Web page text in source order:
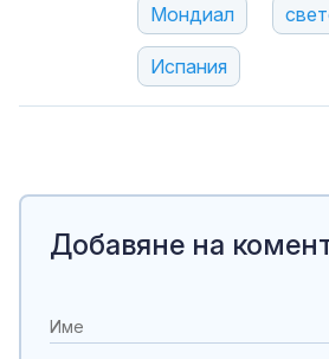
Мондиал
Испания
Добавяне на